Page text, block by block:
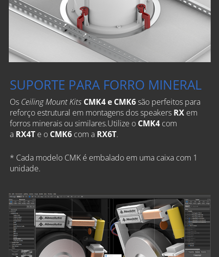
SUPORTE PARA FORRO MINERAL
Os Ceiling Mount Kits CMK4e CMK6são perfeitos para
reforço estrutural em montagens dosspeakers RX em
forros minerais ou similares.Utilize o CMK4 com
a RX4T e o CMK6 com a RX6T.
* Cada modelo CMK é embalado em uma caixa com 1
unidade.